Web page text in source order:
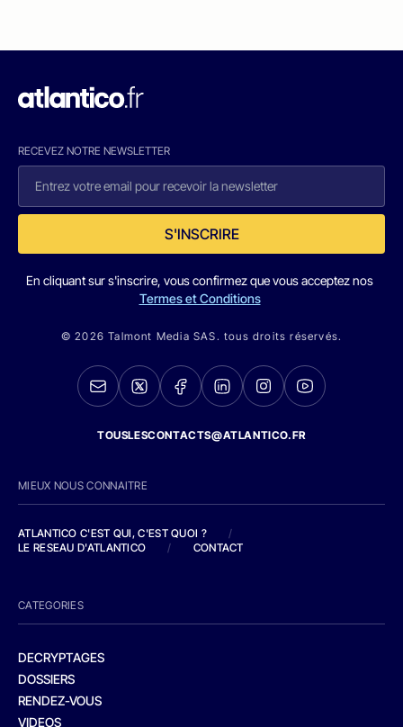
RECEVEZ NOTRE NEWSLETTER
S'INSCRIRE
En cliquant sur s'inscrire, vous confirmez que vous acceptez nos
Termes et Conditions
© 2026 Talmont Media SAS. tous droits réservés.
TOUSLESCONTACTS@ATLANTICO.FR
MIEUX NOUS CONNAITRE
ATLANTICO C'EST QUI, C'EST QUOI ?
/
LE RESEAU D'ATLANTICO
/ CONTACT
CATEGORIES
DECRYPTAGES
DOSSIERS
RENDEZ-VOUS
VIDEOS